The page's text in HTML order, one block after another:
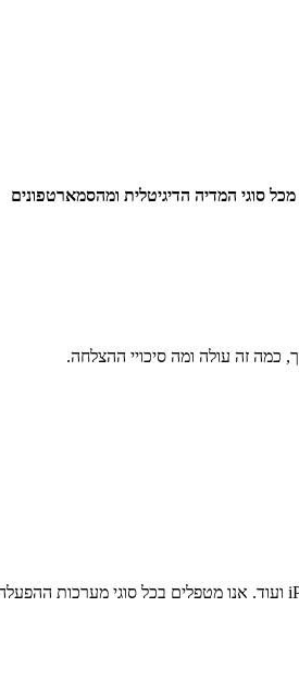
מכל סוגי המדיה הדיגיטלית ומהסמארטפונים
כמה זה עולה ומה סיכויי ההצלחה.